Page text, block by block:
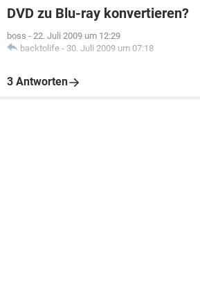
DVD zu Blu-ray konvertieren?
boss - 22. Juli 2009 um 12:29
backtolife - 30. Juli 2009 um 07:18
3 Antworten